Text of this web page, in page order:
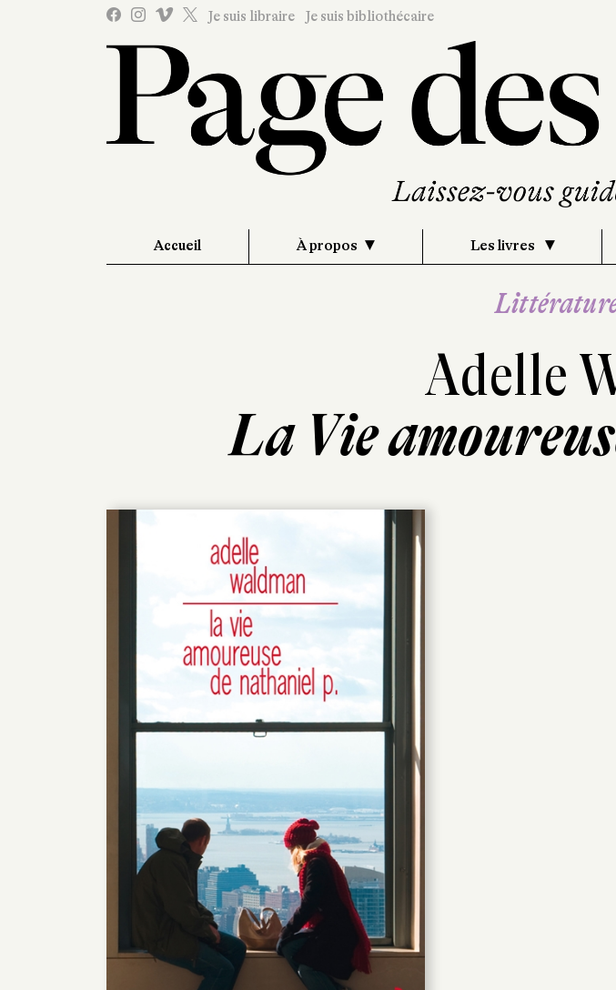
Je suis libraire Je suis bibliothécaire
Accueil À propos Les livres
Adelle
La Vie